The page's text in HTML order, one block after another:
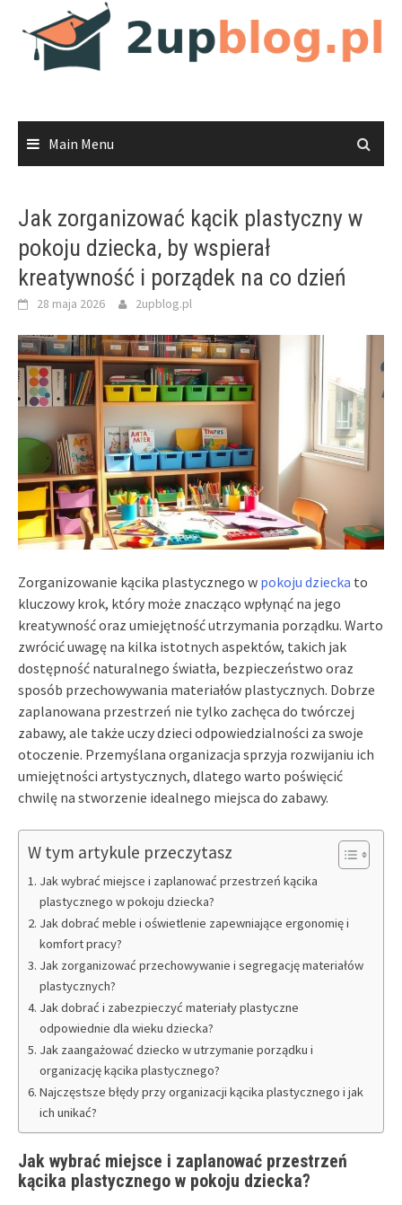
content
Main Menu
Jak zorganizować kącik plastyczny w
pokoju dziecka, by wspierał
kreatywność i porządek na co dzień
28 maja 2026 2upblog.pl
Zorganizowanie kącika plastycznego w pokoju dziecka to
kluczowy krok, który może znacząco wpłynąć na jego
kreatywność oraz umiejętność utrzymania porządku. Warto
zwrócić uwagę na kilka istotnych aspektów, takich jak
dostępność naturalnego światła, bezpieczeństwo oraz
sposób przechowywania materiałów plastycznych. Dobrze
zaplanowana przestrzeń nie tylko zachęca do twórczej
zabawy, ale także uczy dzieci odpowiedzialności za swoje
otoczenie. Przemyślana organizacja sprzyja rozwijaniu ich
umiejętności artystycznych, dlatego warto poświęcić
chwilę na stworzenie idealnego miejsca do zabawy.
W tym artykule przeczytasz
Jak wybrać miejsce i zaplanować przestrzeń kącika
plastycznego w pokoju dziecka?
Jak dobrać meble i oświetlenie zapewniające ergonomię i
komfort pracy?
Jak zorganizować przechowywanie i segregację materiałów
plastycznych?
Jak dobrać i zabezpieczyć materiały plastyczne
odpowiednie dla wieku dziecka?
Jak zaangażować dziecko w utrzymanie porządku i
organizację kącika plastycznego?
Najczęstsze błędy przy organizacji kącika plastycznego i jak
ich unikać?
Jak wybrać miejsce i zaplanować przestrzeń
kącika plastycznego w pokoju dziecka?